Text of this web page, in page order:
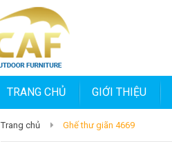
TRANG CHỦ GIỚI THIỆU
Trang chủ Ghế thư giãn 4669